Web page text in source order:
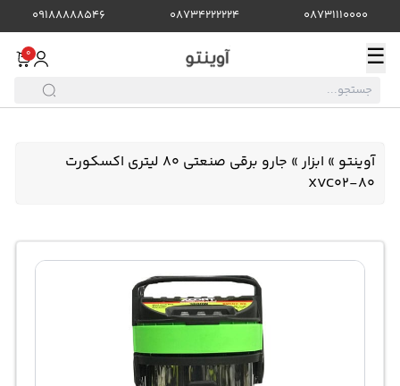
08731110000
08734222224
09188888546
☰
0
آوینتو » ابزار»
جارو برقی صنعتی 80 لیتری اکسکورت
XVC02-80